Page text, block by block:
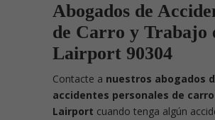
Abogados de
de Carro y Trabajo
Lairport 90304
Contacte a nuestros abogados
accidentes personales de
Lairport cuando tenga algún